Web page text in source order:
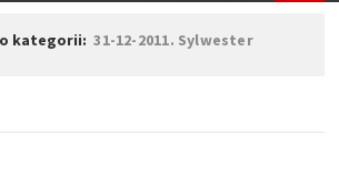
kategorii:31-12-2011. Sylwester